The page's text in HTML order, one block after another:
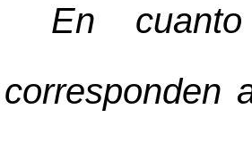
En
corresponden